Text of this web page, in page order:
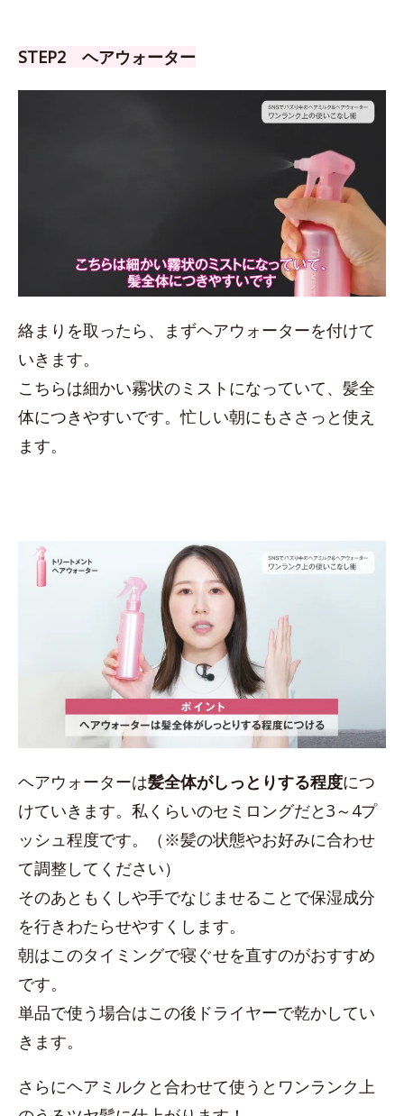
STEP2 ヘアウォーター
絡まりを取ったら、まずヘアウォーターを付けて
いきます。
こちらは細かい霧状のミストになっていて、髪全
体につきやすいです。忙しい朝にもささっと使え
ます。
ヘアウォーターは髪全体がしっとりする程度につ
けていきます。私くらいのセミロングだと3～4プ
ッシュ程度です。（※髪の状態やお好みに合わせ
て調整してください）
そのあともくしや手でなじませることで保湿成分
を行きわたらせやすくします。
朝はこのタイミングで寝ぐせを直すのがおすすめ
です。
単品で使う場合はこの後ドライヤーで乾かしてい
きます。
さらにヘアミルクと合わせて使うとワンランク上